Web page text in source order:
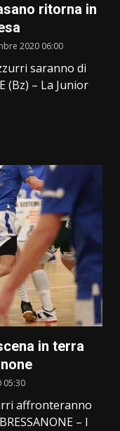
ritorna in
2020 06:00
saranno di
(Bz) – La Junior
in terra
05:30
affronteranno
– I